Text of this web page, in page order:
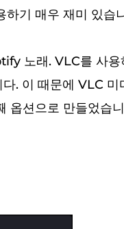
하기 매우 재미 있습
노래. VLC를 사
. 이 때문에 VLC 미
옵션으로 만들었습